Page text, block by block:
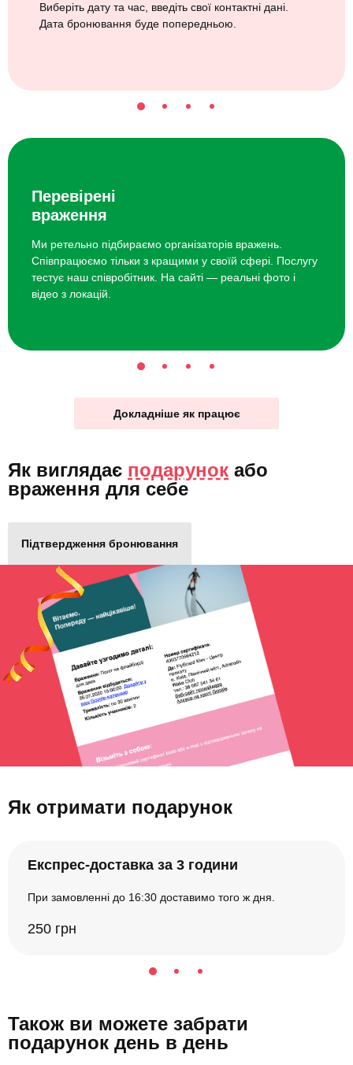
Виберіть дату та час, введіть свої контактні дані.
Дата бронювання буде попередньою.
Перевірені
враження
Ми ретельно підбираємо організаторів вражень.
Співпрацюємо тільки з кращими у своїй сфері. Послугу
тестує наш співробітник. На сайті — реальні фото і
відео з локацій.
Докладніше як працює
Як виглядає подарунок або
враження для себе
Підтвердження бронювання
Як отримати подарунок
Експрес-доставка за 3 години
При замовленні до 16:30 доставимо того ж дня.
250 грн
Також ви можете забрати
подарунок день в день